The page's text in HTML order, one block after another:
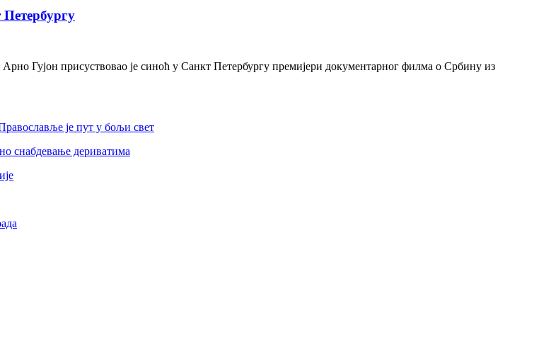
Гујон присуствовао је синоћ у Санкт Петербургу премијери документарног филма о Србину из
је пут у бољи свет
снабдевање дериватима